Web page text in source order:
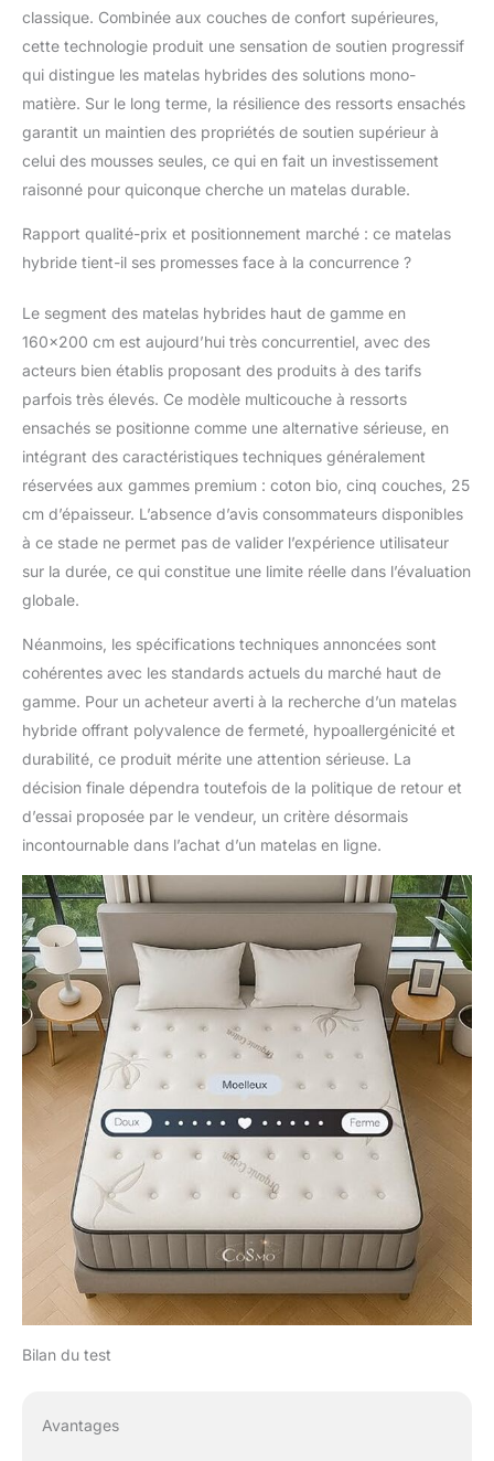
classique. Combinée aux couches de confort supérieures,
cette technologie produit une sensation de soutien progressif
qui distingue les matelas hybrides des solutions mono-
matière. Sur le long terme, la résilience des ressorts ensachés
garantit un maintien des propriétés de soutien supérieur à
celui des mousses seules, ce qui en fait un investissement
raisonné pour quiconque cherche un matelas durable.
Rapport qualité-prix et positionnement marché : ce matelas
hybride tient-il ses promesses face à la concurrence ?
Le segment des matelas hybrides haut de gamme en
160×200 cm est aujourd’hui très concurrentiel, avec des
acteurs bien établis proposant des produits à des tarifs
parfois très élevés. Ce modèle multicouche à ressorts
ensachés se positionne comme une alternative sérieuse, en
intégrant des caractéristiques techniques généralement
réservées aux gammes premium : coton bio, cinq couches, 25
cm d’épaisseur. L’absence d’avis consommateurs disponibles
à ce stade ne permet pas de valider l’expérience utilisateur
sur la durée, ce qui constitue une limite réelle dans l’évaluation
globale.
Néanmoins, les spécifications techniques annoncées sont
cohérentes avec les standards actuels du marché haut de
gamme. Pour un acheteur averti à la recherche d’un matelas
hybride offrant polyvalence de fermeté, hypoallergénicité et
durabilité, ce produit mérite une attention sérieuse. La
décision finale dépendra toutefois de la politique de retour et
d’essai proposée par le vendeur, un critère désormais
incontournable dans l’achat d’un matelas en ligne.
Bilan du test
Avantages